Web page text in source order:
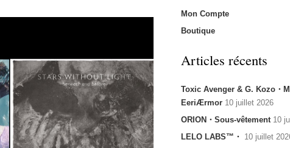
Mon Compte
Boutique
Articles récents
Toxic Avenger & G. Kozo・
EeriÆrmor 10 juillet 2026
ORION・Sous-vêtement 10
LELO LABS™・ 10 juillet